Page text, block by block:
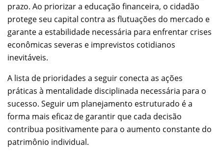
prazo. Ao priorizar a educação financeira, o cidadão
protege seu capital contra as flutuações do mercado e
garante a estabilidade necessária para enfrentar crises
econômicas severas e imprevistos cotidianos
inevitáveis.
A lista de prioridades a seguir conecta as ações
práticas à mentalidade disciplinada necessária para o
sucesso. Seguir um planejamento estruturado é a
forma mais eficaz de garantir que cada decisão
contribua positivamente para o aumento constante do
patrimônio individual.